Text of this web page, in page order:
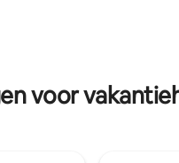
minuten afstand van
en de belangrijkste
voor